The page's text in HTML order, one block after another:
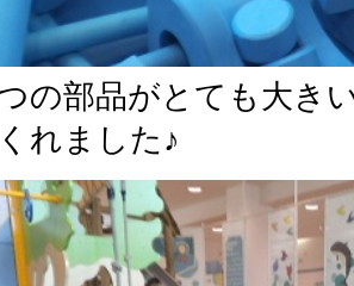
の部品がとても大き
れました♪